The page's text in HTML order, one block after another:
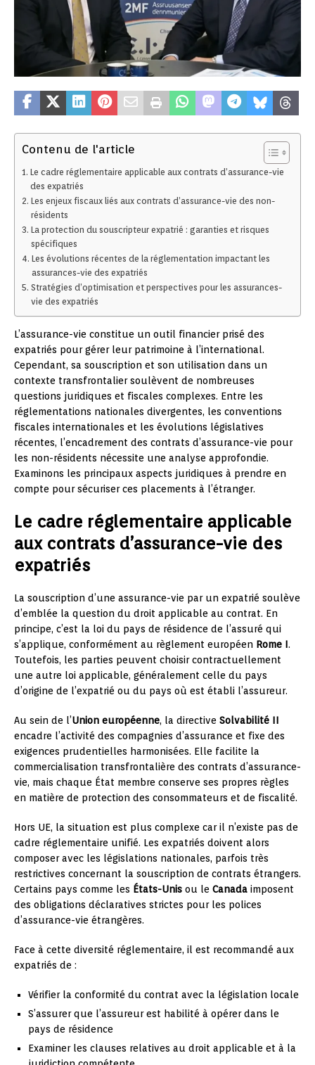
Contenu de l'article
Le cadre réglementaire applicable aux contrats d’assurance-vie
des expatriés
Les enjeux fiscaux liés aux contrats d’assurance-vie des non-
résidents
La protection du souscripteur expatrié : garanties et risques
spécifiques
Les évolutions récentes de la réglementation impactant les
assurances-vie des expatriés
Stratégies d’optimisation et perspectives pour les assurances-
vie des expatriés
L’assurance-vie constitue un outil financier prisé des
expatriés pour gérer leur patrimoine à l’international.
Cependant, sa souscription et son utilisation dans un
contexte transfrontalier soulèvent de nombreuses
questions juridiques et fiscales complexes. Entre les
réglementations nationales divergentes, les conventions
fiscales internationales et les évolutions législatives
récentes, l’encadrement des contrats d’assurance-vie pour
les non-résidents nécessite une analyse approfondie.
Examinons les principaux aspects juridiques à prendre en
compte pour sécuriser ces placements à l’étranger.
Le cadre réglementaire applicable
aux contrats d’assurance-vie des
expatriés
La souscription d’une assurance-vie par un expatrié soulève
d’emblée la question du droit applicable au contrat. En
principe, c’est la loi du pays de résidence de l’assuré qui
s’applique, conformément au règlement européen Rome I.
Toutefois, les parties peuvent choisir contractuellement
une autre loi applicable, généralement celle du pays
d’origine de l’expatrié ou du pays où est établi l’assureur.
Au sein de l’Union européenne, la directive Solvabilité II
encadre l’activité des compagnies d’assurance et fixe des
exigences prudentielles harmonisées. Elle facilite la
commercialisation transfrontalière des contrats d’assurance-
vie, mais chaque État membre conserve ses propres règles
en matière de protection des consommateurs et de fiscalité.
Hors UE, la situation est plus complexe car il n’existe pas de
cadre réglementaire unifié. Les expatriés doivent alors
composer avec les législations nationales, parfois très
restrictives concernant la souscription de contrats étrangers.
Certains pays comme les États-Unis ou le Canada imposent
des obligations déclaratives strictes pour les polices
d’assurance-vie étrangères.
Face à cette diversité réglementaire, il est recommandé aux
expatriés de :
Vérifier la conformité du contrat avec la législation locale
S’assurer que l’assureur est habilité à opérer dans le
pays de résidence
Examiner les clauses relatives au droit applicable et à la